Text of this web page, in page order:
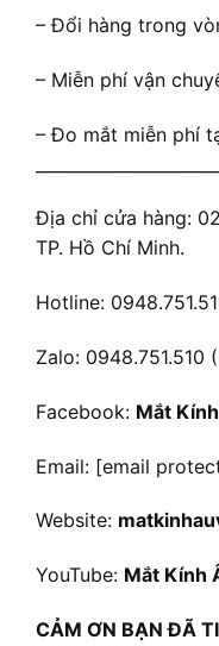
– Đổi hàng trong
– Miễn phí vận
– Đo mắt miễn phí
Địa chỉ cửa hàng:
TP. Hồ Chí Minh.
Hotline:
Zalo: 0948.751.510
Facebook: Mắt
Email: [email
Website:
YouTube: Mắt Kính
CẢM ƠN BẠN ĐÃ